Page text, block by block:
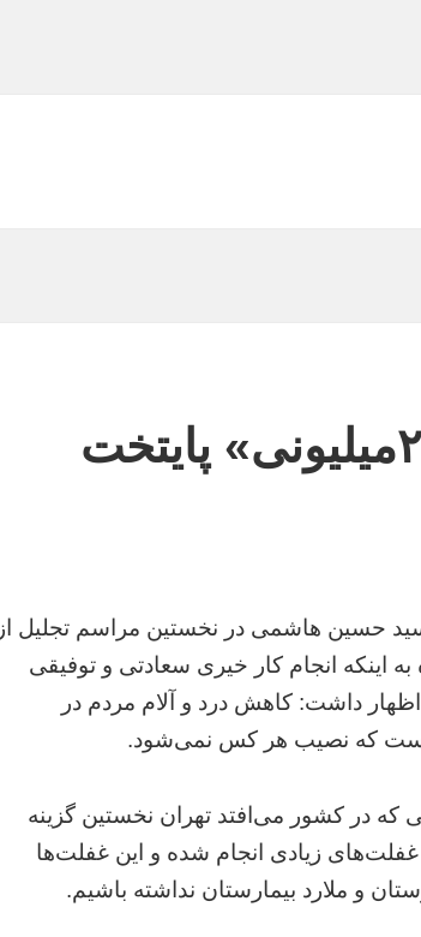
حسین هاشمی در نخستین مراسم تجلیل از
اینکه انجام کار خیری سعادتی و توفیقی
داشت: کاهش درد و آلام مردم در
است که نصیب هر کس نمی‌شود.
که در کشور می‌افتد تهران نخستین گزینه
غفلت‌های زیادی انجام شده و این غفلت‌ها
و‌ ملارد بیمارستان نداشته باشیم.